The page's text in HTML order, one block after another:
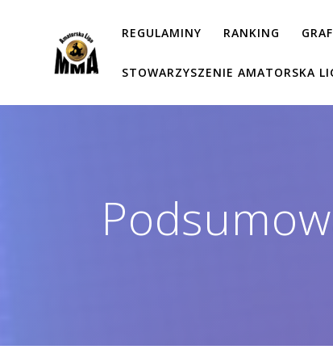
REGULAMINY RANKING
STOWARZYSZENIE AMATORSKA